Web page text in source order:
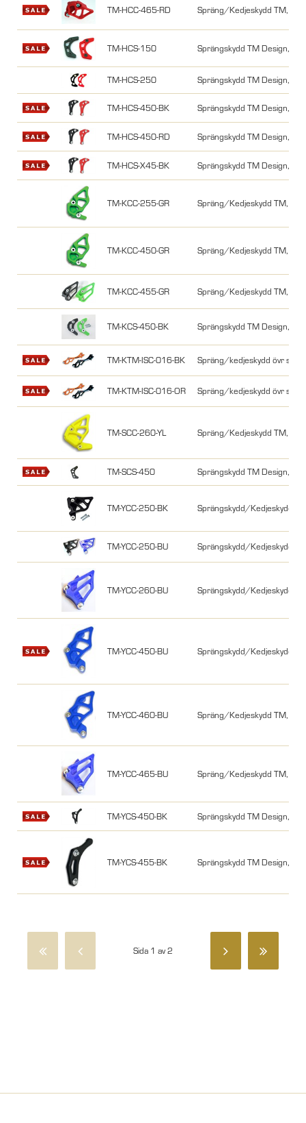
TM-HCC-465-RD Spräng/Kedjeskydd TM,
TM-HCS-150 Sprängskydd TM Design,
TM-HCS-250 Sprängskydd TM Design,
TM-HCS-450-BK Sprängskydd TM Design,
TM-HCS-450-RD Sprängskydd TM Design,
TM-HCS-X45-BK Sprängskydd TM Design,
TM-KCC-255-GR Spräng/Kedjeskydd TM,
TM-KCC-450-GR Spräng/Kedjeskydd TM,
TM-KCC-455-GR Spräng/Kedjeskydd TM,
TM-KCS-450-BK Sprängskydd TM Design,
TM-KTM-ISC-016-BK Spräng/kedjeskydd övr
TM-KTM-ISC-016-OR Spräng/kedjeskydd övr
TM-SCC-260-YL Spräng/Kedjeskydd TM,
TM-SCS-450 Sprängskydd TM Design,
TM-YCC-250-BK Sprängskydd/Kedjeskydd
TM-YCC-250-BU Sprängskydd/Kedjeskydd
TM-YCC-260-BU Sprängskydd/Kedjeskydd
TM-YCC-450-BU Sprängskydd/Kedjeskydd
TM-YCC-460-BU Spräng/Kedjeskydd TM,
TM-YCC-465-BU Spräng/Kedjeskydd TM,
TM-YCS-450-BK Sprängskydd TM Design,
TM-YCS-455-BK Sprängskydd TM Design,
Sida 1 av 2